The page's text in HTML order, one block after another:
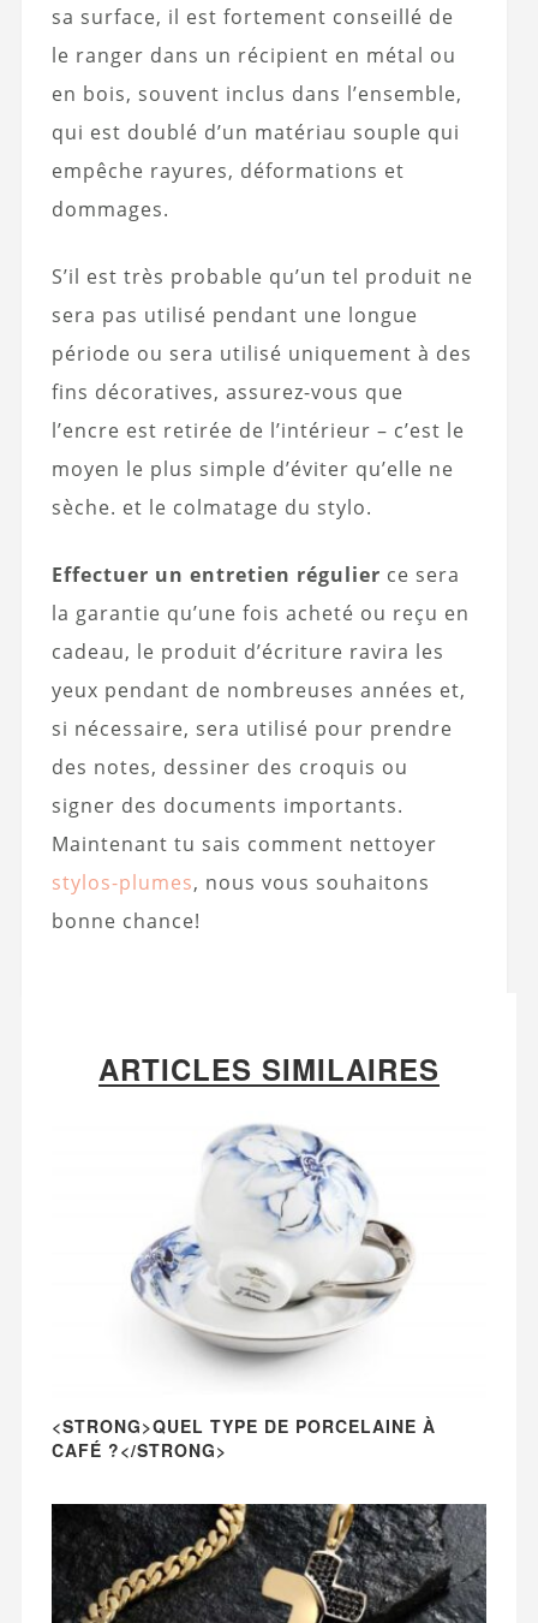
sa surface, il est fortement conseillé de
le ranger dans un récipient en métal ou
en bois, souvent inclus dans l’ensemble,
qui est doublé d’un matériau souple qui
empêche rayures, déformations et
dommages.
S’il est très probable qu’un tel produit ne
sera pas utilisé pendant une longue
période ou sera utilisé uniquement à des
fins décoratives, assurez-vous que
l’encre est retirée de l’intérieur – c’est le
moyen le plus simple d’éviter qu’elle ne
sèche. et le colmatage du stylo.
Effectuer un entretien régulier ce sera
la garantie qu’une fois acheté ou reçu en
cadeau, le produit d’écriture ravira les
yeux pendant de nombreuses années et,
si nécessaire, sera utilisé pour prendre
des notes, dessiner des croquis ou
signer des documents importants.
Maintenant tu sais comment nettoyer
stylos-plumes, nous vous souhaitons
bonne chance!
ARTICLES SIMILAIRES
<STRONG>QUEL TYPE DE PORCELAINE À
CAFÉ ?</STRONG>